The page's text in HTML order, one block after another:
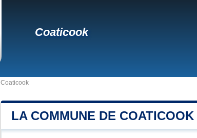
Coaticook
Coaticook
LA COMMUNE DE COATICOOK